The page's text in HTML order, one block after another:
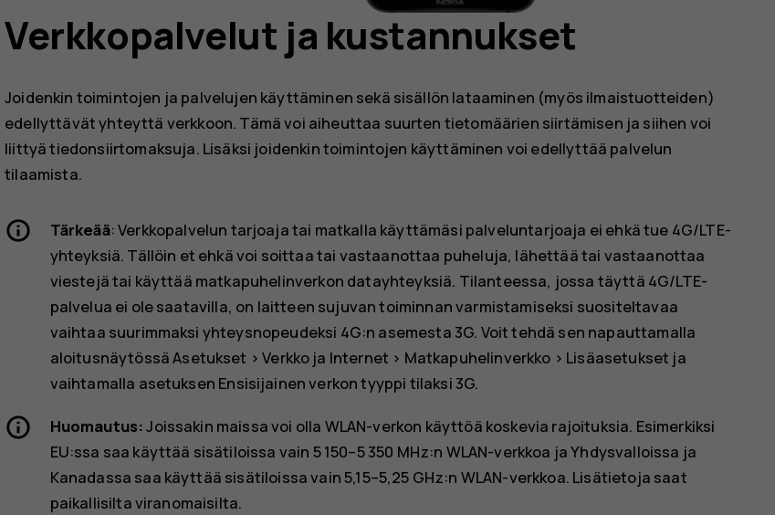
Verkkopalvelut ja kustannukset
Joidenkin toimintojen ja palvelujen käyttäminen sekä sisällön lataaminen (myös ilmaistuotteiden)
edellyttävät yhteyttä verkkoon. Tämä voi aiheuttaa suurten tietomäärien siirtämisen ja siihen voi
liittyä tiedonsiirtomaksuja. Lisäksi joidenkin toimintojen käyttäminen voi edellyttää palvelun
tilaamista.
Tärkeää: Verkkopalvelun tarjoaja tai matkalla käyttämäsi palveluntarjoaja ei ehkä tue 4G/LTE-
yhteyksiä. Tällöin et ehkä voi soittaa tai vastaanottaa puheluja, lähettää tai vastaanottaa
viestejä tai käyttää matkapuhelinverkon datayhteyksiä. Tilanteessa, jossa täyttä 4G/LTE-
palvelua ei ole saatavilla, on laitteen sujuvan toiminnan varmistamiseksi suositeltavaa
vaihtaa suurimmaksi yhteysnopeudeksi 4G:n asemesta 3G. Voit tehdä sen napauttamalla
aloitusnäytössäAsetukset >Verkko ja Internet > Matkapuhelinverkko > Lisäasetukset ja
vaihtamalla asetuksen Ensisijainen verkon tyyppi tilaksi 3G.
Huomautus:Joissakin maissa voi olla WLAN-verkon käyttöä koskevia rajoituksia. Esimerkiksi
EU:ssa saa käyttää sisätiloissa vain 5 150–5 350 MHz:n WLAN-verkkoa ja Yhdysvalloissa ja
Kanadassa saa käyttää sisätiloissa vain 5,15–5,25 GHz:n WLAN-verkkoa. Lisätietoja saat
paikallisilta viranomaisilta.